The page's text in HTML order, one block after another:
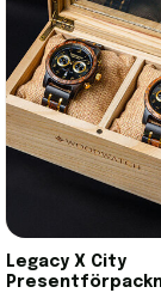
Legacy X City